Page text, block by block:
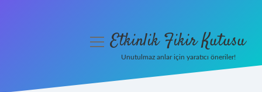
menüyüEtkinlik Fikir Kutusu
Unutulmaz anlar için yaratıcı öneriler!